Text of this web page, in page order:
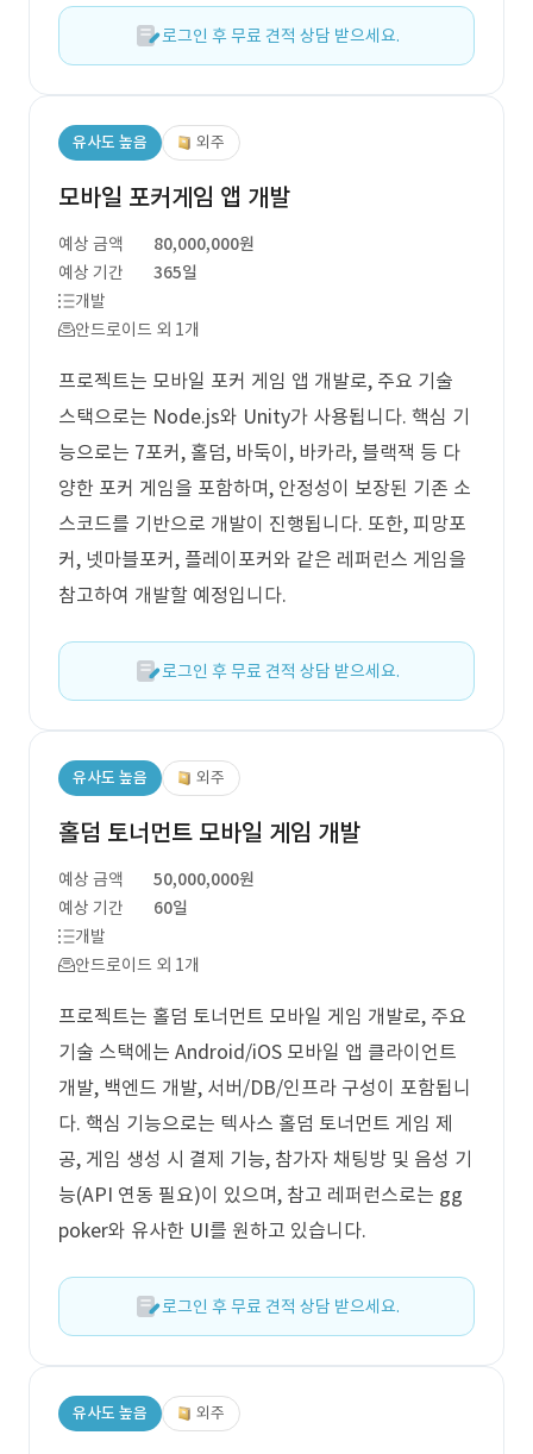
로그인 후 무료 견적 상담 받으세요.
유사도 높음 외주
모바일 포커게임 앱 개발
예상 금액
80,000,000원
예상 기간
365일
개발
안드로이드 외 1개
프로젝트는 모바일 포커 게임 앱 개발로, 주요 기술
스택으로는 Node.js와 Unity가 사용됩니다. 핵심 기
능으로는 7포커, 홀덤, 바둑이, 바카라, 블랙잭 등 다
양한 포커 게임을 포함하며, 안정성이 보장된 기존 소
스코드를 기반으로 개발이 진행됩니다. 또한, 피망포
커, 넷마블포커, 플레이포커와 같은 레퍼런스 게임을
참고하여 개발할 예정입니다.
로그인 후 무료 견적 상담 받으세요.
유사도 높음 외주
홀덤 토너먼트 모바일 게임 개발
예상 금액
50,000,000원
예상 기간
60일
개발
안드로이드 외 1개
프로젝트는 홀덤 토너먼트 모바일 게임 개발로, 주요
기술 스택에는 Android/iOS 모바일 앱 클라이언트
개발, 백엔드 개발, 서버/DB/인프라 구성이 포함됩니
다. 핵심 기능으로는 텍사스 홀덤 토너먼트 게임 제
공, 게임 생성 시 결제 기능, 참가자 채팅방 및 음성 기
능(API 연동 필요)이 있으며, 참고 레퍼런스로는 gg
poker와 유사한 UI를 원하고 있습니다.
로그인 후 무료 견적 상담 받으세요.
유사도 높음 외주